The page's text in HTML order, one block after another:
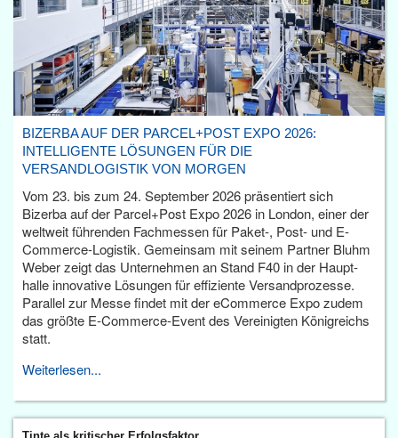
BIZERBA AUF DER PARCEL+POST EXPO 2026:
INTELLIGENTE LÖSUNGEN FÜR DIE
VERSANDLOGISTIK VON MORGEN
Vom 23. bis zum 24. September 2026 präsentiert sich
Bizerba auf der Parcel+Post Expo 2026 in London, einer der
weltweit führenden Fachmessen für Paket-, Post- und E-
Commerce-Logistik. Gemeinsam mit seinem Partner Bluhm
Weber zeigt das Unternehmen an Stand F40 in der Haupt­
halle innovative Lösungen für effiziente Versandprozesse.
Parallel zur Messe findet mit der eCommerce Expo zudem
das größte E-Commerce-Event des Vereinigten Königreichs
statt.
Weiterlesen...